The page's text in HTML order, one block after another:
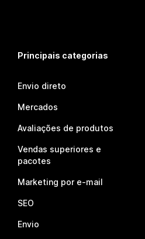
Principais categorias
Envio direto
Mercados
Avaliações de produtos
Vendas superiores e
pacotes
Marketing por e-mail
SEO
Envio